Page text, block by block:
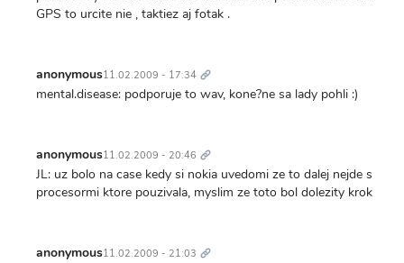
GPS to urcite nie , taktiez aj fotak .
anonymous11.02.2009 - 17:34 odkaz
mental.disease: podporuje to wav, kone?ne sa lady pohli :)
anonymous11.02.2009 - 20:46 odkaz
JL: uz bolo na case kedy si nokia uvedomi ze to dalej nejde s
procesormi ktore pouzivala, myslim ze toto bol dolezity krok
anonymous11.02.2009 - 21:03 odkaz